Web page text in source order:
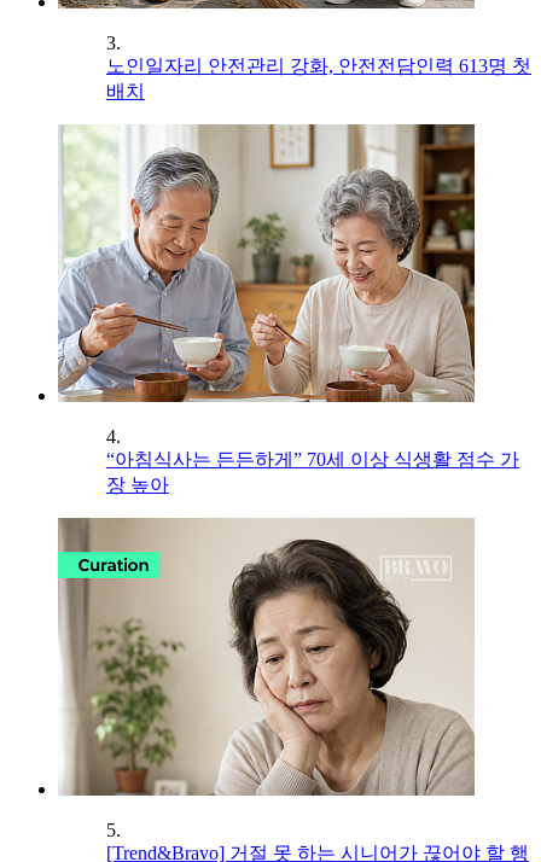
3.
노인일자리 안전관리 강화, 안전전담인력 613명 첫
배치
4.
“아침식사는 든든하게” 70세 이상 식생활 점수 가
장 높아
5.
[Trend&Bravo] 거절 못 하는 시니어가 끊어야 할 행